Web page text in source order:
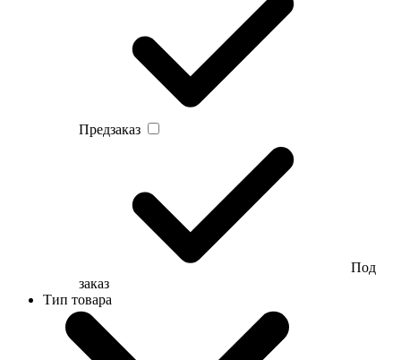
Предзаказ
Под
заказ
Тип товара